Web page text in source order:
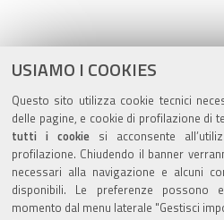
USIAMO I COOKIES
Questo sito utilizza cookie tecnici
delle pagine, e cookie di profilazione di
tutti i cookiesi acconsente
profilazione. Chiudendo il banner
necessari alla navigazione e alcuni
disponibili. Le preferenze possono
momento dal menu laterale "Gestisci
Azioni
sul
documento
pubblicato il22/06/2020
ultima modifica22/06/2020
Valuta